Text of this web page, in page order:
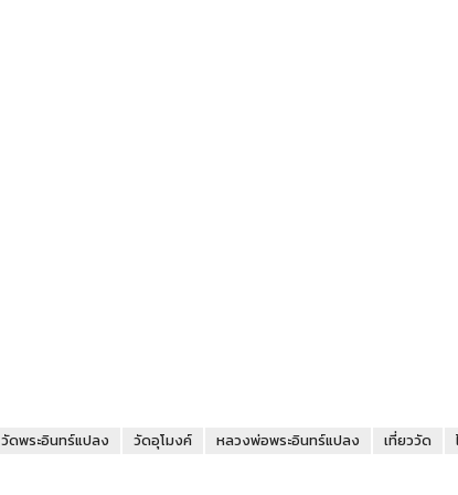
วัดพระอินทร์แปลง วัดอุโมงค์ หลวงพ่อพระอินทร์แปลง เที่ยววัด